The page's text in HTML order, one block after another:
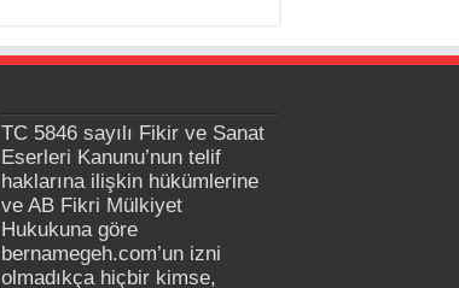
TC 5846 sayılı Fikir ve Sanat
Eserleri Kanunu’nun telif
haklarına ilişkin hükümlerine
ve AB Fikri Mülkiyet
Hukukuna göre
bernamegeh.com’un izni
olmadıkça hiçbir kimse,